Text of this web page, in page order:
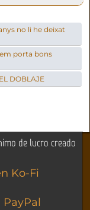
no li he deixat
em porta bons
DOBLAJE
de lucro creado
Ko-Fi